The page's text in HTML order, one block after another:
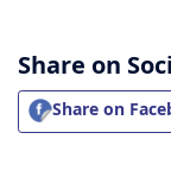
Share on
Share on